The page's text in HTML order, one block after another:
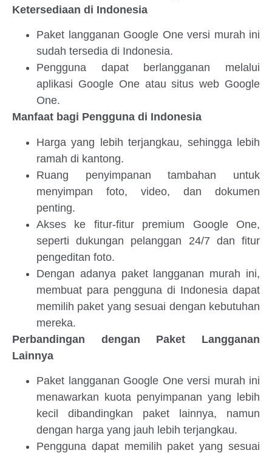
Ketersediaan di Indonesia
Paket langganan Google One versi murah ini
sudah tersedia di Indonesia.
Pengguna dapat berlangganan melalui
aplikasi Google One atau situs web Google
One.
Manfaat bagi Pengguna di Indonesia
Harga yang lebih terjangkau, sehingga lebih
ramah di kantong.
Ruang penyimpanan tambahan untuk
menyimpan foto, video, dan dokumen
penting.
Akses ke fitur-fitur premium Google One,
seperti dukungan pelanggan 24/7 dan fitur
pengeditan foto.
Dengan adanya paket langganan murah ini,
membuat para pengguna di Indonesia dapat
memilih paket yang sesuai dengan kebutuhan
mereka.
Perbandingan dengan Paket Langganan
Lainnya
Paket langganan Google One versi murah ini
menawarkan kuota penyimpanan yang lebih
kecil dibandingkan paket lainnya, namun
dengan harga yang jauh lebih terjangkau.
Pengguna dapat memilih paket yang sesuai